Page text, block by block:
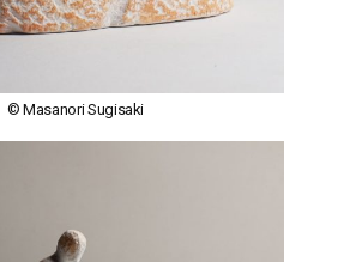
© Masanori Sugisaki